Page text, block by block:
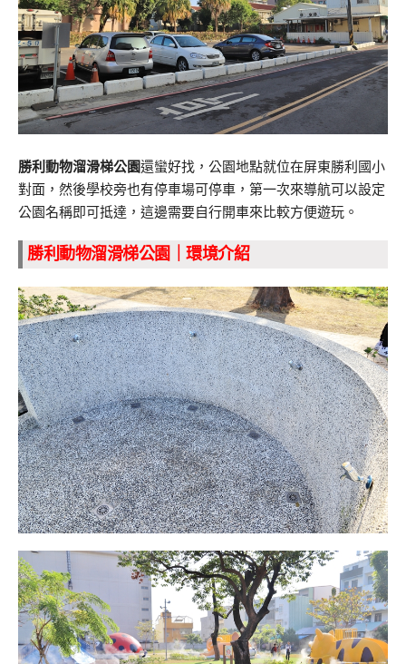
勝利動物溜滑梯公園還蠻好找，公園地點就位在屏東勝利國小
對面，然後學校旁也有停車場可停車，第一次來導航可以設定
公園名稱即可抵達，這邊需要自行開車來比較方便遊玩。
勝利動物溜滑梯公園｜環境介紹